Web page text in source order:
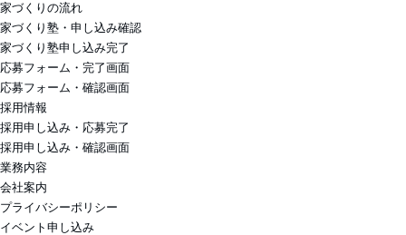
家づくりの流れ
家づくり塾・申し込み確認
家づくり塾申し込み完了
応募フォーム・完了画面
応募フォーム・確認画面
採用情報
採用申し込み・応募完了
採用申し込み・確認画面
業務内容
会社案内
プライバシーポリシー
イベント申し込み